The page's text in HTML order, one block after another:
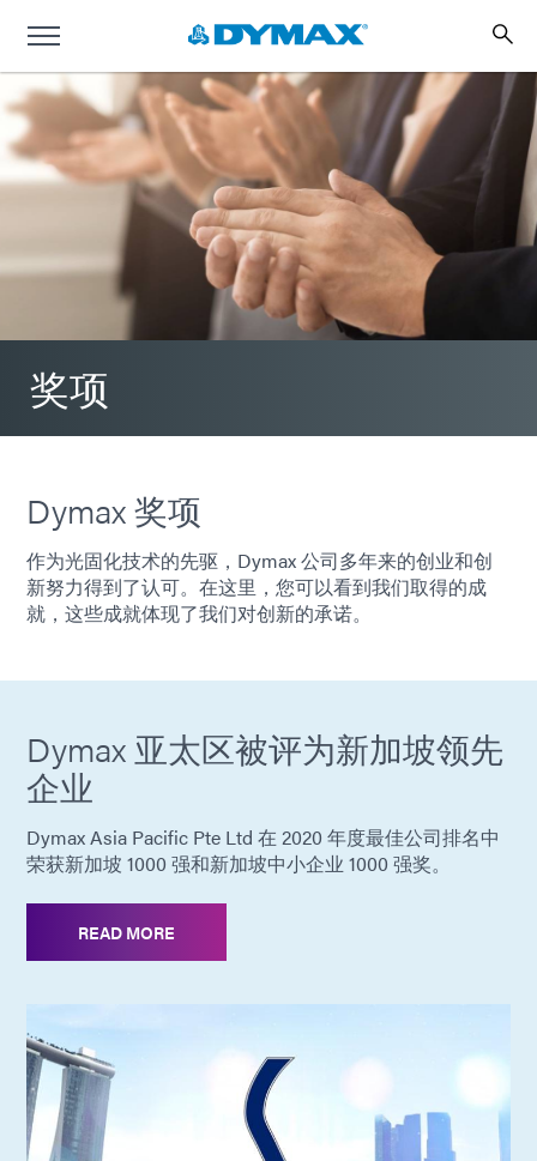
奖项
Dymax 奖项
作为光固化技术的先驱，Dymax 公司多年来的创业和创
新努力得到了认可。在这里，您可以看到我们取得的成
就，这些成就体现了我们对创新的承诺。
Dymax 亚太区被评为新加坡领先
企业
Dymax Asia Pacific Pte Ltd 在 2020 年度最佳公司排名中
荣获新加坡 1000 强和新加坡中小企业 1000 强奖。
READ MORE